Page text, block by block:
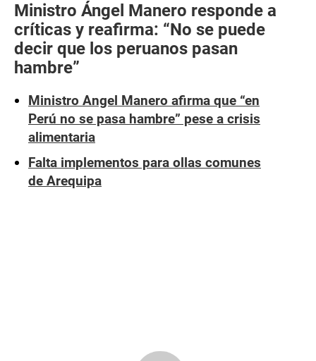
Ministro Ángel Manero responde a
críticas y reafirma: “No se puede
decir que los peruanos pasan
hambre”
Ministro Angel Manero afirma que “en
Perú no se pasa hambre” pese a crisis
alimentaria
Falta implementos para ollas comunes
de Arequipa